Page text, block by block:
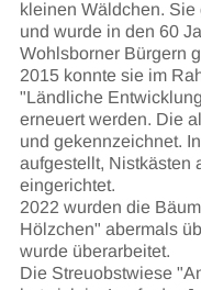
kleinen Wäldchen. Sie
und wurde in den 60
Wohlsborner Bürgern
2015 konnte sie im
"Ländliche
erneuert werden. Die
und gekennzeichnet.
aufgestellt, Nistkästen
eingerichtet.
2022 wurden die
Hölzchen" abermals
wurde überarbeitet.
Die Streuobstwiese